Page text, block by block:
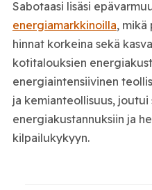
Sabotaasi lisäsi
energiamarkkinoilla, mikä
hinnat korkeina sekä
kotitalouksien
energiaintensiivinen
ja kemianteollisuus,
energiakustannuksiin ja
kilpailukykyyn.